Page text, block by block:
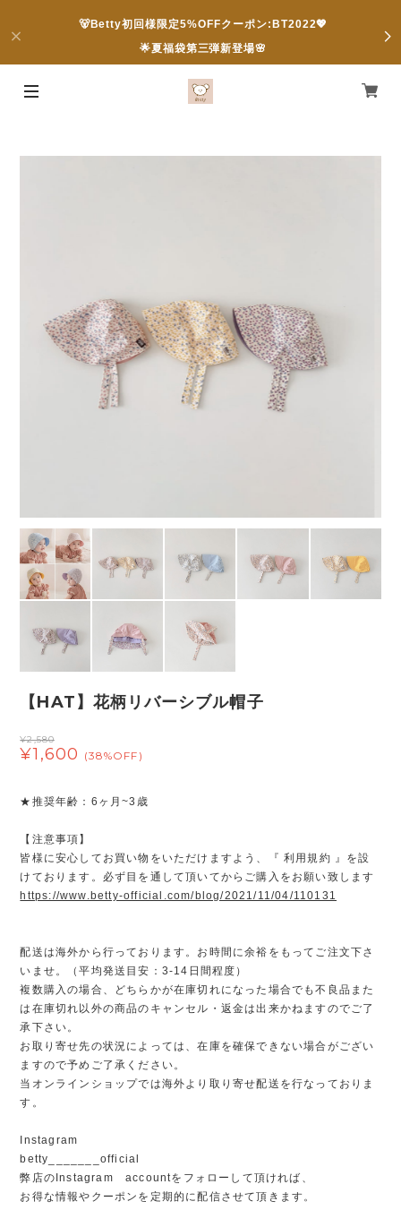
🐻Betty初回様限定5%OFFクーポン:BT2022💖
🌟夏福袋第三弾新登場🌸
【HAT】花柄リバーシブル帽子
¥2,580
¥1,600 (38%OFF)
★推奨年齢：6ヶ月~3歳
【注意事項】
皆様に安心してお買い物をいただけますよう、『 利用規約 』を設
けております。必ず目を通して頂いてからご購入をお願い致します
https://www.betty-official.com/blog/2021/11/04/110131
配送は海外から行っております。お時間に余裕をもってご注文下さ
いませ。（平均発送目安：3-14日間程度）
複数購入の場合、どちらかが在庫切れになった場合でも不良品また
は在庫切れ以外の商品のキャンセル・返金は出来かねますのでご了
承下さい。
お取り寄せ先の状況によっては、在庫を確保できない場合がござい
ますので予めご了承ください。
当オンラインショップでは海外より取り寄せ配送を行なっておりま
す。
Instagram
betty_______official
弊店のInstagram accountをフォローして頂ければ、
お得な情報やクーポンを定期的に配信させて頂きます。